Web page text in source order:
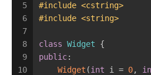
5
6
7
8
9
10
#include <cstring>
#include <string>
class Widget {
public:
Widget (int i = 0,